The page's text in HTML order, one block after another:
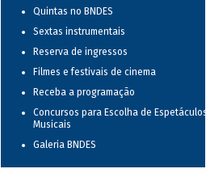
Quintas no BNDES
Sextas instrumentais
Reserva de ingressos
Filmes e festivais de cinema
Receba a programação
Concursos para Escolha de Espetáculos
Musicais
Galeria BNDES